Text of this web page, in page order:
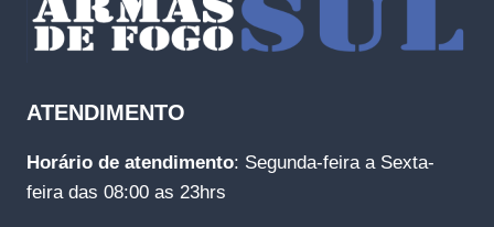
ATENDIMENTO
Horário de atendimento: Segunda-feira a Sexta-
feira das 08:00 as 23hrs